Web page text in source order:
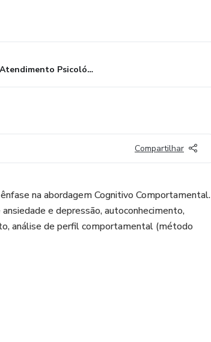
Atendimento Psicológico online
Compartilhar
na abordagem Cognitivo Comportamental.
e depressão, autoconhecimento,
análise de perfil comportamental (método